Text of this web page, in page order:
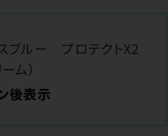
ブルー プロテクトX2
ム）
後表示